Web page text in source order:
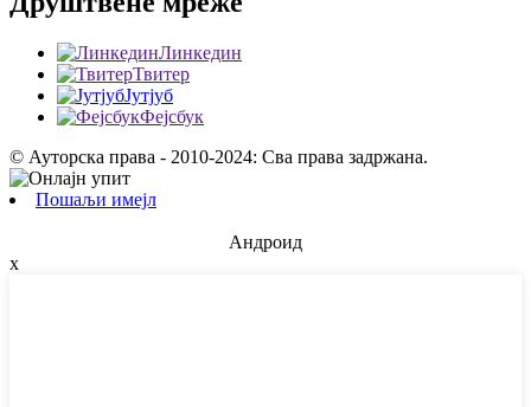
Линкедин
Твитер
Јутјуб
Фејсбук
© Ауторска права - 2010-2024: Сва права задржана.
Пошаљи имејл
Андроид
x